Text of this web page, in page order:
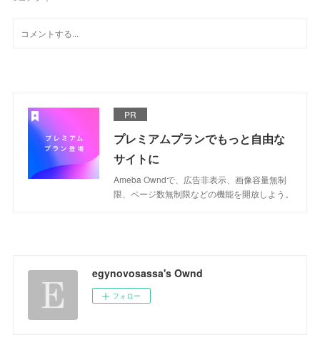
PR
プレミアムプランでもっと自由な
サイトに
Ameba Owndで、広告非表示、画像容量無制
限、ページ数無制限などの機能を開放しよう。
egynovosassa's Ownd
フォロー